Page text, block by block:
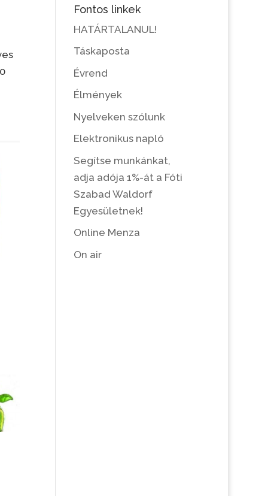
Fontos linkek
HATÁRTALANUL!
Táskaposta
Évrend
Élmények
Nyelveken szólunk
Elektronikus napló
Segítse munkánkat,
adja adója 1%-át a Fóti
Szabad Waldorf
Egyesületnek!
Online Menza
On air